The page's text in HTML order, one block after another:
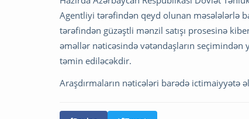
Agentliyi tərəfindən qeyd olunan məsələlərlə
tərəfindən güzəştli mənzil satışı prosesinə
əməllər nəticəsində vətəndaşların seçimindən
təmin ediləcəkdir.
Araşdırmaların nəticələri barədə ictimaiyyətə